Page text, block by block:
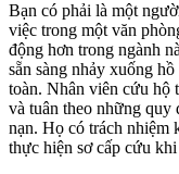
Bạn có phải là một
việc trong một văn
động hơn trong ngành
sẵn sàng nhảy xuống
toàn. Nhân viên cứu hộ
và tuân theo những quy
nạn. Họ có trách nhiệm
thực hiện sơ cấp cứu